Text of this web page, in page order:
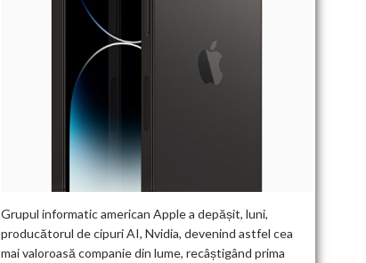
Grupul informatic american Apple a depășit, luni,
producătorul de cipuri AI, Nvidia, devenind astfel cea
mai valoroasă companie din lume, recâștigând prima